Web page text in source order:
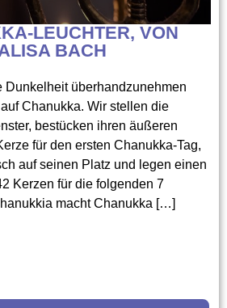
LEUCHTER, VON
BACH
Dunkelheit überhandzunehmen
Chanukka. Wir stellen die
bestücken ihren äußeren
für den ersten Chanukka-Tag,
auf seinen Platz und legen einen
Kerzen für die folgenden 7
macht Chanukka […]